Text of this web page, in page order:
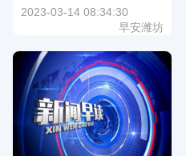
2023-03-14 08:34:30
早安潍坊